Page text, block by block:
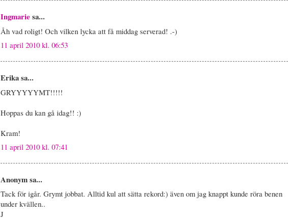
Ingmarie sa...
Åh vad roligt! Och vilken lycka att få middag serverad! .-)
11 april 2010 kl. 06:53
Erika sa...
GRYYYYYMT!!!!!
Hoppas du kan gå idag!! :)
Kram!
11 april 2010 kl. 07:41
Anonym sa...
Tack för igår. Grymt jobbat. Alltid kul att sätta rekord:) även om jag knappt kunde röra benen
under kvällen..
J